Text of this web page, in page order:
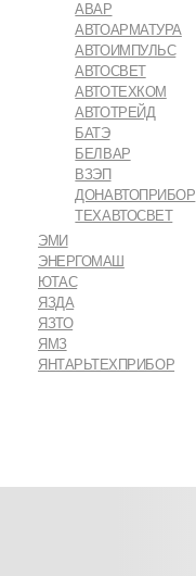
АВАР
АВТОАРМАТУРА
АВТОИМПУЛЬС
АВТОСВЕТ
АВТОТЕХКОМ
АВТОТРЕЙД
БАТЭ
БЕЛВАР
ВЗЭП
ДОНАВТОПРИБОР
ТЕХАВТОСВЕТ
ЭМИ
ЭНЕРГОМАШ
ЮТАС
ЯЗДА
ЯЗТО
ЯМЗ
ЯНТАРЬТЕХПРИБОР